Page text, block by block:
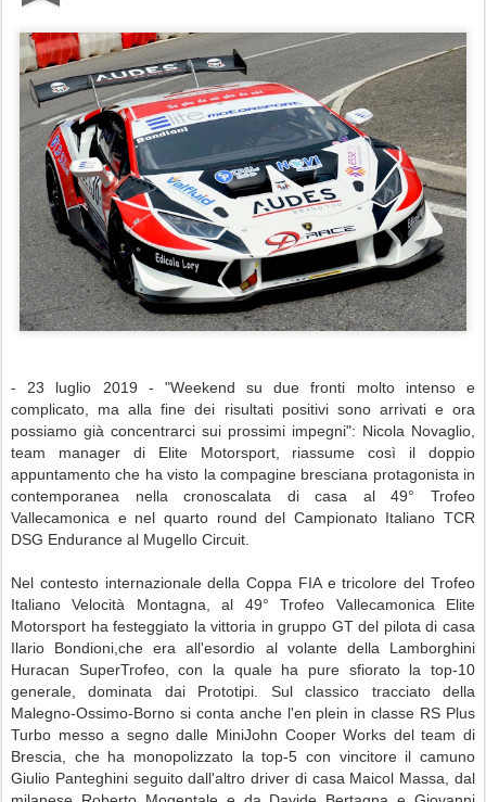
- 23 luglio 2019 - "Weekend su due fronti molto intenso e
complicato, ma alla fine dei risultati positivi sono arrivati e ora
possiamo già concentrarci sui prossimi impegni": Nicola Novaglio,
team manager di Elite Motorsport, riassume così il doppio
appuntamento che ha visto la compagine bresciana protagonista in
contemporanea nella cronoscalata di casa al 49° Trofeo
Vallecamonica e nel quarto round del Campionato Italiano TCR
DSG Endurance al Mugello Circuit.
Nel contesto internazionale della Coppa FIA e tricolore del Trofeo
Italiano Velocità Montagna, al 49° Trofeo Vallecamonica Elite
Motorsport ha festeggiato la vittoria in gruppo GT del pilota di casa
Ilario Bondioni,che era all'esordio al volante della Lamborghini
Huracan SuperTrofeo, con la quale ha pure sfiorato la top-10
generale, dominata dai Prototipi. Sul classico tracciato della
Malegno-Ossimo-Borno si conta anche l'en plein in classe RS Plus
Turbo messo a segno dalle MiniJohn Cooper Works del team di
Brescia, che ha monopolizzato la top-5 con vincitore il camuno
Giulio Panteghini seguito dall'altro driver di casa Maicol Massa, dal